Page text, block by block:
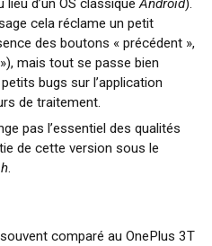
lieu d’un OS classiqueAndroid).
cela réclame un petit
des boutons « précédent »,
mais tout se passe bien
bugs sur l’application
de traitement.
pas l’essentiel des qualités
de cette version sous le
.
comparé au OnePlus 3T